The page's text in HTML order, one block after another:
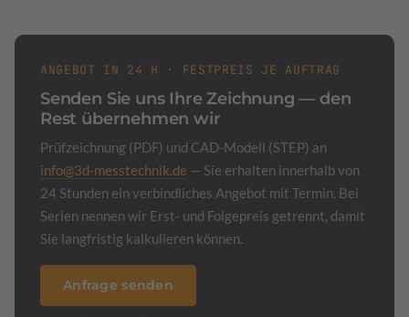
ANGEBOT IN 24 H · FESTPREIS JE AUFTRAG
Senden Sie uns Ihre Zeichnung — den
Rest übernehmen wir
Prüfzeichnung (PDF) und CAD-Modell (STEP) an
info@3d-messtechnik.de — Sie erhalten innerhalb von
24 Stunden ein verbindliches Angebot mit Termin. Bei
Serien nennen wir Erst- und Folgepreis getrennt, damit
Sie langfristig kalkulieren können.
Anfrage senden